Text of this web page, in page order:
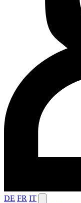
DE FR IT